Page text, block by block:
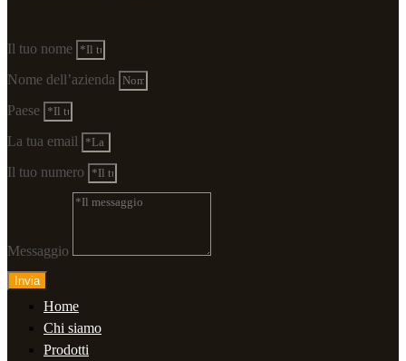
Il tuo nome
Nome dell’azienda
Paese
La tua email
Il tuo numero
Messaggio
Invia
Home
Chi siamo
Prodotti